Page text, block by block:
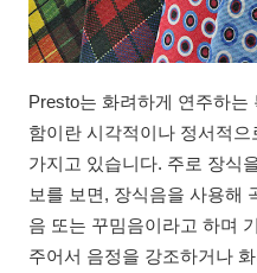
Presto는 화려하게 연주하는
함이란 시각적이나 정서적
가지고 있습니다. 주로 장식
보를 보면, 장식음을 사용해
음 또는 꾸밈음이라고 하며
주어서 음정을 강조하거나